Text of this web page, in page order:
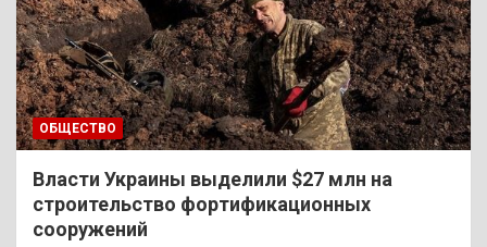
ОБЩЕСТВО
Власти Украины выделили $27 млн на
строительство фортификационных
сооружений